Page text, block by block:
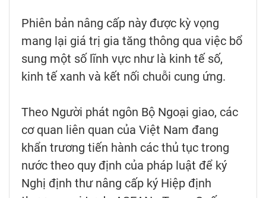
Phiên bản nâng cấp này được kỳ vọng
mang lại giá trị gia tăng thông qua việc bổ
sung một số lĩnh vực như là kinh tế số,
kinh tế xanh và kết nối chuỗi cung ứng.
Theo Người phát ngôn Bộ Ngoại giao, các
cơ quan liên quan của Việt Nam đang
khẩn trương tiến hành các thủ tục trong
nước theo quy định của pháp luật để ký
Nghị định thư nâng cấp ký Hiệp định